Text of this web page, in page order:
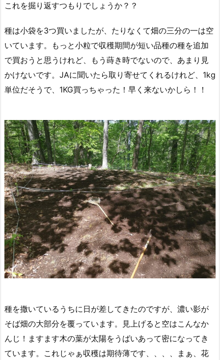
これを掘り返すつもりでしょうか？？
種は小袋を3つ買いましたが、たりなくて畑の三分の一は空
いています。もっと小粒で収穫期間が短い品種の種を追加
で買おうと思うけれど、もう蒔き時でないので、あまり見
かけないです。JAに聞いたら取り寄せてくれるけれど、1kg
単位だそうで、1KG買っちゃった！早く来ないかしら！！
種を撒いているうちに日が差してきたのですが、濃い影が
そば畑の大部分を覆っています。見上げると空はこんなか
んじ！ますます木の葉が太陽をうばいあって密になってき
ています。これじゃぁ収穫は期待薄です、、、、まぁ、花